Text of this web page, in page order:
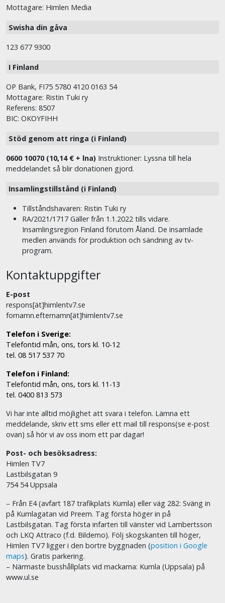
Mottagare: Himlen Media
Swisha din gåva
123 677 9300
I Finland
OP Bank, FI75 5780 4120 0163 54
Mottagare: Ristin Tuki ry
Referens: 8507
BIC: OKOYFIHH
Stöd genom att ringa (i Finland)
0600 10070 (10,14 € + lna) Instruktioner: Lyssna till hela
meddelandet så blir donationen gjord.
Insamlingstillstånd (i Finland)
Tillståndshavaren: Ristin Tuki ry
RA/2021/1717 Gäller från 1.1.2022 tills vidare.
Insamlingsregion Finland förutom Åland. De insamlade
medlen används för produktion och sändning av tv-
program.
Kontaktuppgifter
E-post
respons[ät]himlentv7.se
fornamn.efternamn[ät]himlentv7.se
Telefon i Sverige:
Telefontid mån, ons, tors kl. 10-12
tel. 08 517 537 70
Telefon i Finland:
Telefontid mån, ons, tors kl. 11-13
tel. 0400 813 573
Vi har inte alltid möjlighet att svara i telefon. Lämna ett
meddelande, skriv ett sms eller ett mail till respons(se e-post
ovan) så hör vi av oss inom ett par dagar!
Post- och besöksadress:
Himlen TV7
Lastbilsgatan 9
754 54 Uppsala
– Från E4 (avfart 187 trafikplats Kumla) eller väg 282: Sväng in
på Kumlagatan vid Preem. Tag första höger in på
Lastbilsgatan. Tag första infarten till vänster vid Lambertsson
och LKQ Attraco (f.d. Bildemo). Följ skogskanten till höger,
Himlen TV7 ligger i den bortre byggnaden (position i Google
maps). Gratis parkering.
– Närmaste busshållplats vid mackarna: Kumla (Uppsala) på
www.ul.se